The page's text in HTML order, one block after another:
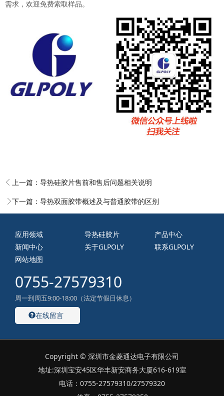
需求，欢迎免费索取样品。
上一篇： 导热硅胶片售前和售后问题相关说明
下一篇： 导热双面胶带概述及与普通胶带的区别
应用领域 导热硅胶片
产品中心
新闻中心
关于GLPOLY
联系GLPOLY
网站地图
0755-27579310
周一到周五9:00-18:00（法定节假日休息）
在线留言
Copyright © 深圳市金菱通达电子有限公司
地址:深圳宝安45区华丰新安商务大厦616-619室
电话：0755-27579310/27579320